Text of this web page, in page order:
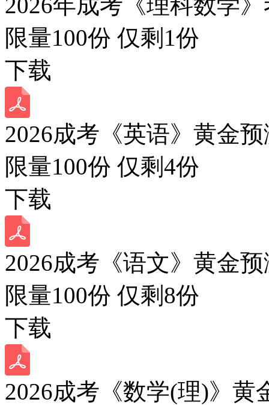
限量100份 仅剩 1份
下载
2026成考《英语》黄金
限量100份 仅剩4份
下载
2026成考《语文》黄金
限量100份 仅剩 8份
下载
2026成考《数学(理)》黄